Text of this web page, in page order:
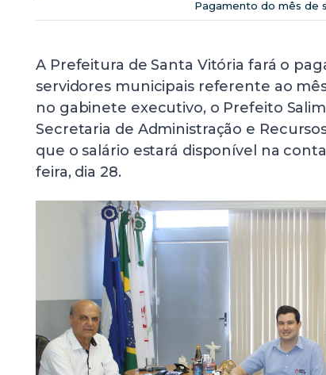
Pagamento do mês de
A Prefeitura de Santa Vitória fará o
servidores municipais referente ao
no gabinete executivo, o Prefeito
Secretaria de Administração e
que o salário estará disponível na
feira, dia 28.